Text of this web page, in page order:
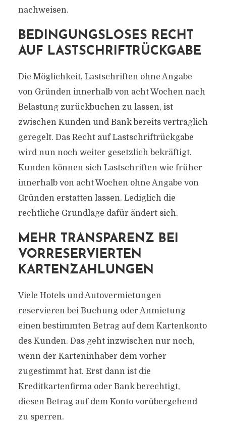
nachweisen.
BEDINGUNGSLOSES RECHT
AUF LASTSCHRIFTRÜCKGABE
Die Möglichkeit, Lastschriften ohne Angabe
von Gründen innerhalb von acht Wochen nach
Belastung zurückbuchen zu lassen, ist
zwischen Kunden und Bank bereits vertraglich
geregelt. Das Recht auf Lastschriftrückgabe
wird nun noch weiter gesetzlich bekräftigt.
Kunden können sich Lastschriften wie früher
innerhalb von acht Wochen ohne Angabe von
Gründen erstatten lassen. Lediglich die
rechtliche Grundlage dafür ändert sich.
MEHR TRANSPARENZ BEI
VORRESERVIERTEN
KARTENZAHLUNGEN
Viele Hotels und Autovermietungen
reservieren bei Buchung oder Anmietung
einen bestimmten Betrag auf dem Kartenkonto
des Kunden. Das geht inzwischen nur noch,
wenn der Karteninhaber dem vorher
zugestimmt hat. Erst dann ist die
Kreditkartenfirma oder Bank berechtigt,
diesen Betrag auf dem Konto vorübergehend
zu sperren.